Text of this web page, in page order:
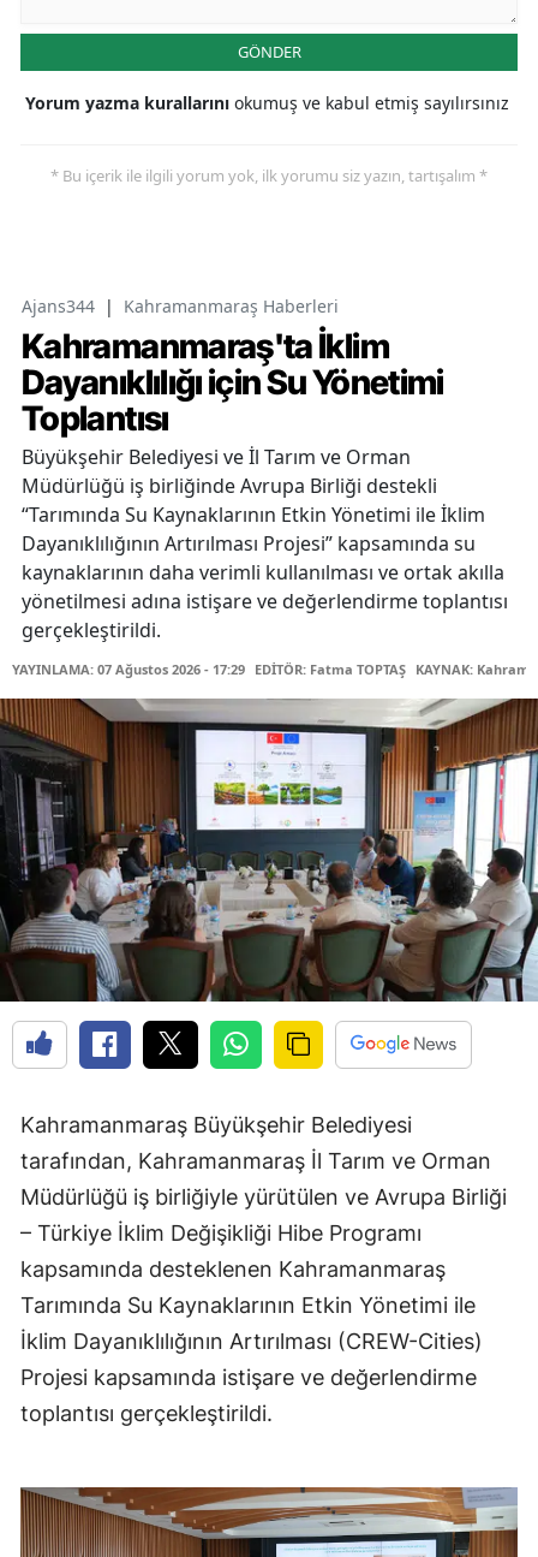
GÖNDER
Yorum yazma kurallarını okumuş ve kabul etmiş sayılırsınız
* Bu içerik ile ilgili yorum yok, ilk yorumu siz yazın, tartışalım *
Ajans344 | Kahramanmaraş Haberleri
Kahramanmaraş'ta İklim
Dayanıklılığı için Su Yönetimi
Toplantısı
Büyükşehir Belediyesi ve İl Tarım ve Orman
Müdürlüğü iş birliğinde Avrupa Birliği destekli
“Tarımında Su Kaynaklarının Etkin Yönetimi ile İklim
Dayanıklılığının Artırılması Projesi” kapsamında su
kaynaklarının daha verimli kullanılması ve ortak akılla
yönetilmesi adına istişare ve değerlendirme toplantısı
gerçekleştirildi.
YAYINLAMA: 07 Ağustos 2026 - 17:29 EDİTÖR: Fatma TOPTAŞ KAYNAK:
Kahramanmaraş Büyükşehir Belediyesi
tarafından, Kahramanmaraş İl Tarım ve Orman
Müdürlüğü iş birliğiyle yürütülen ve Avrupa Birliği
– Türkiye İklim Değişikliği Hibe Programı
kapsamında desteklenen Kahramanmaraş
Tarımında Su Kaynaklarının Etkin Yönetimi ile
İklim Dayanıklılığının Artırılması (CREW-Cities)
Projesi kapsamında istişare ve değerlendirme
toplantısı gerçekleştirildi.